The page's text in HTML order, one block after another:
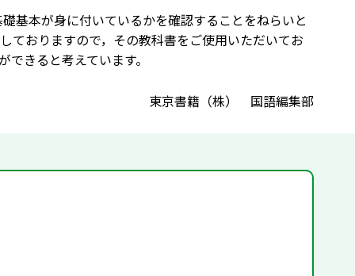
基本が身に付いているかを確認することをねらいと
おりますので，その教科書をご使用いただいてお
きると考えています。
東京書籍（株） 国語編集部